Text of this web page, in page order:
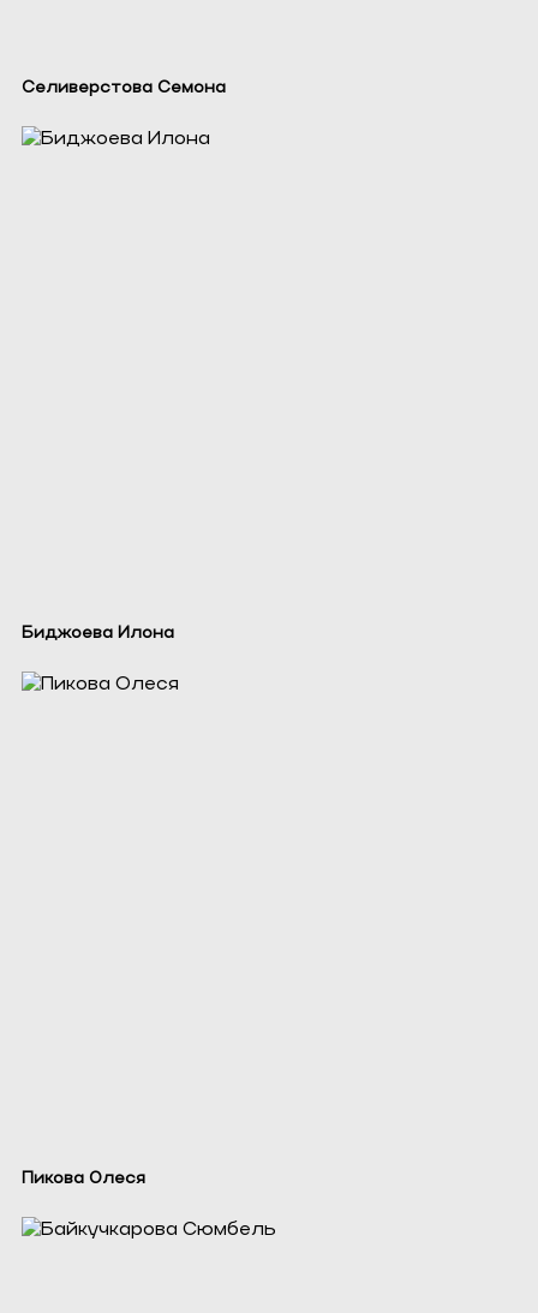
Селиверстова Семона
Биджоева Илона
Пикова Олеся